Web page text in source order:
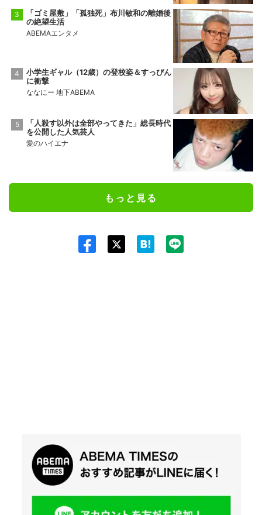
「ゴミ屋敷」「孤独死」布川敏和の離婚後
の絶望生活
ABEMAエンタメ
小学生ギャル（12歳）の登校姿＆すっぴん
に衝撃
ななにー 地下ABEMA
「人殺す以外は全部やってきた」総長時代
を公開した人気芸人
愛のハイエナ
もっと見る